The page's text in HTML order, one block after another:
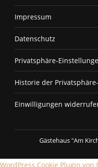
Impressum
Datenschutz
Privatsphäre-
Historie der
Einwilligungen
Gästehaus "Am
WordPress Cookie Plugin von